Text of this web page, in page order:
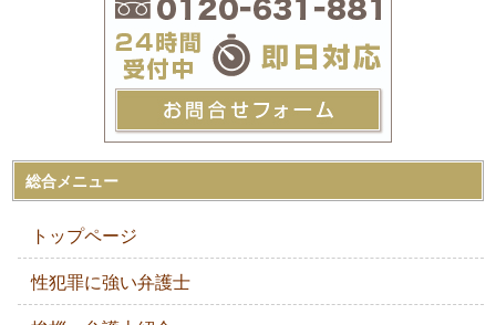
総合メニュー
トップページ
性犯罪に強い弁護士